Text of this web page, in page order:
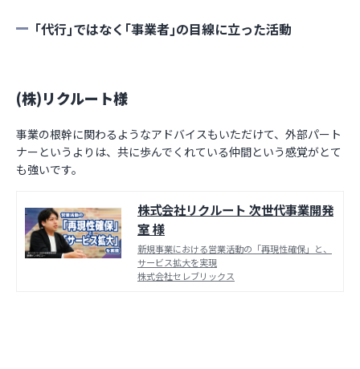
｢代行｣ではなく｢事業者｣の目線に立った活動
(株)リクルート様
事業の根幹に関わるようなアドバイスもいただけて、外部パート
ナーというよりは、共に歩んでくれている仲間という感覚がとて
も強いです。
株式会社リクルート 次世代事業開発
室 様
新規事業における営業活動の「再現性確保」と、
サービス拡大を実現
株式会社セレブリックス